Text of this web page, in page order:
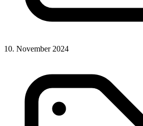
10. November 2024